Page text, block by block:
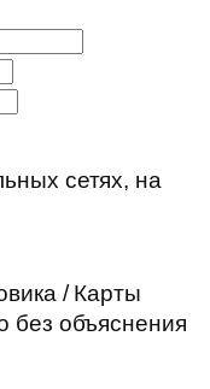
сетях, на
/ Карты
без объяснения